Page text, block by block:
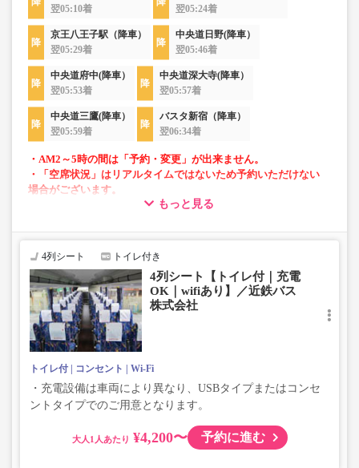
翌05:10着
翌05:24着
京王八王子駅（降車）
翌05:29着
中央道日野(降車）
翌05:46着
中央道府中(降車）
翌05:53着
中央道深大寺(降車）
翌05:57着
中央道三鷹(降車）
翌05:59着
バスタ新宿（降車）
翌06:34着
・AM2～5時の間は「予約・変更」が出来ません。
・「空席状況」はリアルタイムではないため予約いただけない
場合がございます。
・車両は予告なく変更となる場合がございます。これに伴い、
じめご了承ください。
もっと見る
4列シート トイレ付き
4列シート【トイレ付｜充電
OK｜wifiあり】／近鉄バス
株式会社
トイレ付 コンセント Wi-Fi
・充電設備は車両により異なり、USBタイプまたはコンセ
ントタイプでのご用意となります。
大人 ¥4,200〜 予約に進む